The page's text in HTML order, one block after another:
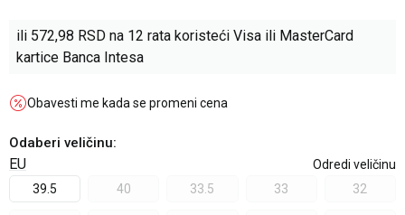
ili 572,98 RSD na 12 rata koristeći Visa ili MasterCard
kartice Banca Intesa
Obavesti me kada se promeni cena
Odaberi veličinu:
EU
Odredi veličinu
39.5
40 33.5 33 32